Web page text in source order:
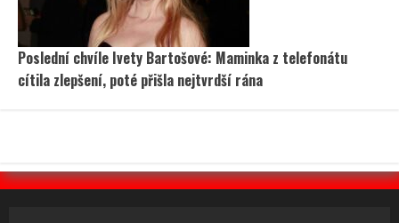
Poslední chvíle Ivety Bartošové: Maminka z telefonátu
cítila zlepšení, poté přišla nejtvrdší rána